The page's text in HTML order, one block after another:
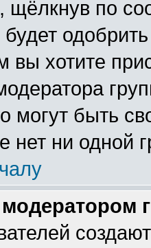
щёлкнув по
вы хотите
могут быть
нет ни одной
модератором